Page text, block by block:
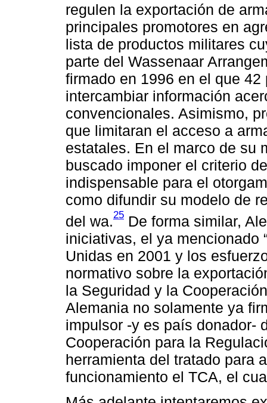
regulen la exportación de
principales promotores en
lista de productos militares
parte del Wassenaar
firmado en 1996 en el que
intercambiar información
convencionales. Asimismo,
que limitaran el acceso a
estatales. En el marco de su
buscado imponer el criterio
indispensable para el
como difundir su modelo de
del wa.25 De forma similar,
iniciativas, el ya mencionado
Unidas en 2001 y los
normativo sobre la
la Seguridad y la
Alemania no solamente ya
impulsor -y es país donador-
Cooperación para la
herramienta del tratado para
funcionamiento el TCA, el